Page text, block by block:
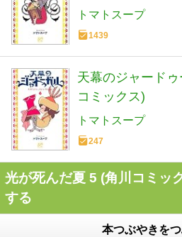
トマトスープ
1439
天幕のジャード
コミックス)
トマトスープ
247
光が死んだ夏 5 (角川コミッ
する
本つぶやきをつ